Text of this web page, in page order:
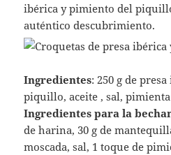
ibérica y pimiento del
auténtico descubrimiento.
Ingredientes: 250 g de
piquillo, aceite , sal,
Ingredientes para la
de harina, 30 g de
moscada, sal, 1 toque de